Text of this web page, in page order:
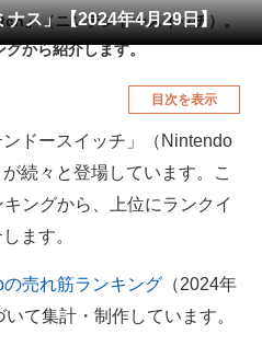
本・DVD・CD
食品・飲料・お酒
ナス」【2024年4月29日】
」（ニンテンドースイッチ）。
から紹介します。
目次を表示
ドースイッチ」（Nintendo
続々と登場しています。こ
ングから、上位にランクイ
ます。
売れ筋ランキング （2024年
て集計・制作しています。